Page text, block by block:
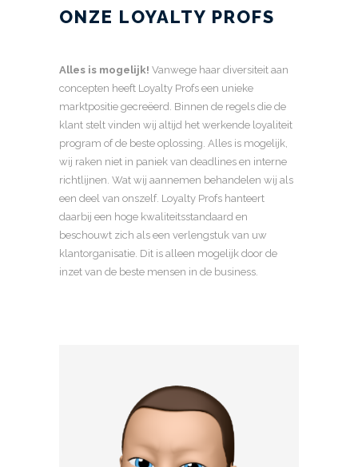
ONZE LOYALTY PROFS
Alles is mogelijk! Vanwege haar diversiteit aan
concepten heeft Loyalty Profs een unieke
marktpositie gecreëerd. Binnen de regels die de
klant stelt vinden wij altijd het werkende loyaliteit
program of de beste oplossing. Alles is mogelijk,
wij raken niet in paniek van deadlines en interne
richtlijnen. Wat wij aannemen behandelen wij als
een deel van onszelf. Loyalty Profs hanteert
daarbij een hoge kwaliteitsstandaard en
beschouwt zich als een verlengstuk van uw
klantorganisatie. Dit is alleen mogelijk door de
inzet van de beste mensen in de business.